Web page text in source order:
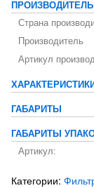
ПРОИЗВОДИТЕЛЬ
Страна
Производитель
Артикул
ХАРАКТЕРИСТИКИ
ГАБАРИТЫ
ГАБАРИТЫ
Артикул:
Категории: